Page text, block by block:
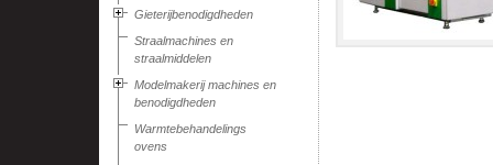
Gieterijbenodigdheden
Straalmachines en
straalmiddelen
Modelmakerij machines en
benodigdheden
Warmtebehandelings
ovens